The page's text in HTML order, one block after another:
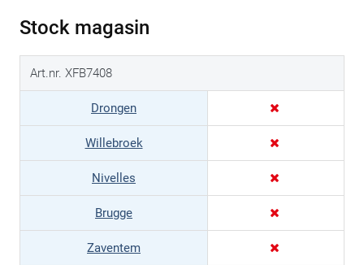
Stock magasin
Art.nr. XFB7408
Drongen
Willebroek
Nivelles
Brugge
Zaventem